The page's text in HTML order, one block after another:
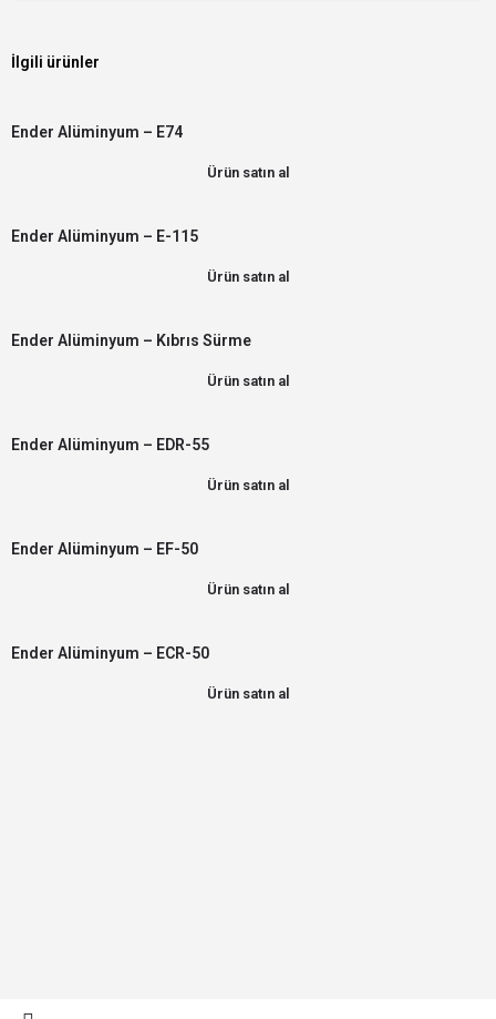
İlgili ürünler
Ender Alüminyum – E74
Ürün satın al
Ender Alüminyum – E-115
Ürün satın al
Ender Alüminyum – Kıbrıs Sürme
Ürün satın al
Ender Alüminyum – EDR-55
Ürün satın al
Ender Alüminyum – EF-50
Ürün satın al
Ender Alüminyum – ECR-50
Ürün satın al